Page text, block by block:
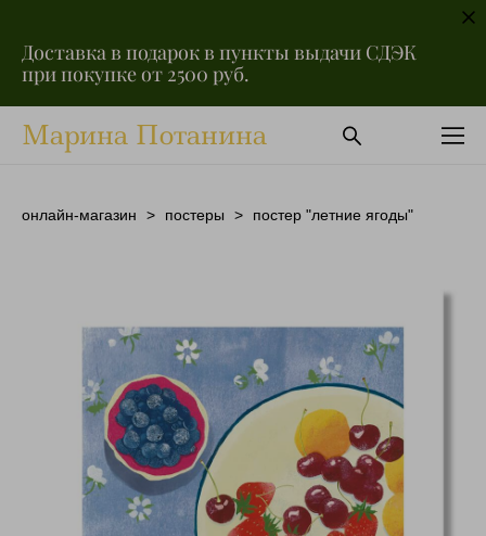
Доставка в подарок в пункты выдачи СДЭК
при покупке от 2500 руб.
Марина Потанина
онлайн-магазин > постеры > постер "летние ягоды"